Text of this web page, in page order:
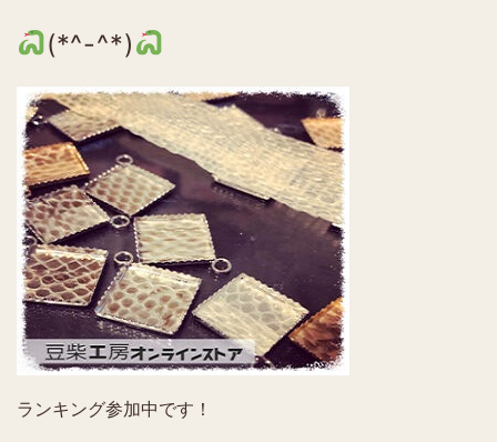
(*^-^*)
ランキング参加中です！